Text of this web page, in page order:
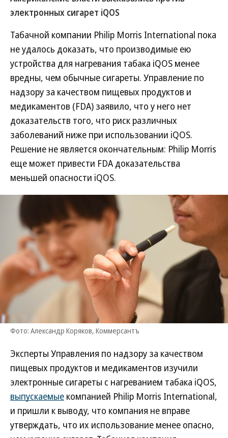
электронных сигарет iQOS
Табачной компании Philip Morris International пока
не удалось доказать, что производимые ею
устройства для нагревания табака iQOS менее
вредны, чем обычные сигареты. Управление по
надзору за качеством пищевых продуктов и
медикаментов (FDA) заявило, что у него нет
доказательств того, что риск различных
заболеваний ниже при использовании iQOS.
Решение не является окончательным: Philip Morris
еще может привести FDA доказательства
меньшей опасности iQOS.
Фото: Александр Коряков, Коммерсантъ
Эксперты Управления по надзору за качеством
пищевых продуктов и медикаментов изучили
электронные сигареты с нагреванием табака iQOS,
выпускаемые компанией Philip Morris International,
и пришли к выводу, что компания не вправе
утверждать, что их использование менее опасно,